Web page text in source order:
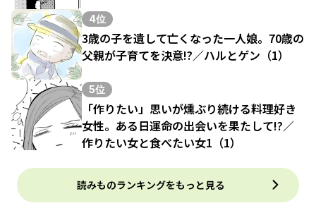
4位
3歳の子を遺して亡くなった一人娘。70歳の
父親が子育てを決意!?／ハルとゲン（1）
5位
「作りたい」思いが燻ぶり続ける料理好き
女性。ある日運命の出会いを果たして!?／
作りたい女と食べたい女1（1）
読みものランキングをもっと見る